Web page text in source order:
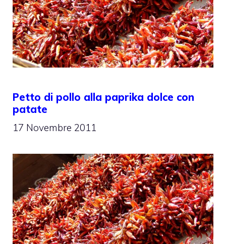
Petto di pollo alla paprika dolce con
patate
17 Novembre 2011